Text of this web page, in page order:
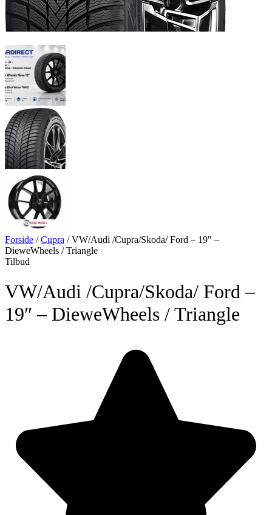
Forside /Cupra /VW/Audi /Cupra/Skoda/ Ford – 19″ –
DieweWheels / Triangle
Tilbud
VW/Audi /Cupra/Skoda/ Ford –
19″ – DieweWheels / Triangle